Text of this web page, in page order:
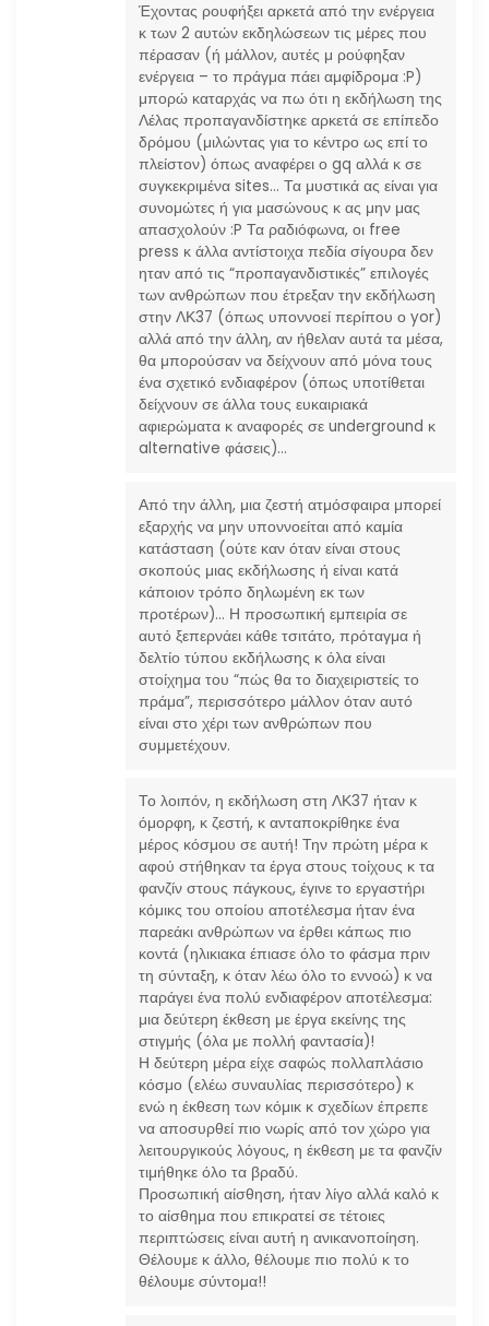
Έχοντας ρουφήξει αρκετά από την ενέργεια
κ των 2 αυτών εκδηλώσεων τις μέρες που
πέρασαν (ή μάλλον, αυτές μ ρούφηξαν
ενέργεια – το πράγμα πάει αμφίδρομα :P)
μπορώ καταρχάς να πω ότι η εκδήλωση της
Λέλας προπαγανδίστηκε αρκετά σε επίπεδο
δρόμου (μιλώντας για το κέντρο ως επί το
πλείστον) όπως αναφέρει ο gq αλλά κ σε
συγκεκριμένα sites… Τα μυστικά ας είναι για
συνομώτες ή για μασώνους κ ας μην μας
απασχολούν :P Τα ραδιόφωνα, οι free
press κ άλλα αντίστοιχα πεδία σίγουρα δεν
ηταν από τις “προπαγανδιστικές” επιλογές
των ανθρώπων που έτρεξαν την εκδήλωση
στην ΛΚ37 (όπως υποννοεί περίπου ο yor)
αλλά από την άλλη, αν ήθελαν αυτά τα μέσα,
θα μπορούσαν να δείχνουν από μόνα τους
ένα σχετικό ενδιαφέρον (όπως υποτίθεται
δείχνουν σε άλλα τους ευκαιριακά
αφιερώματα κ αναφορές σε underground κ
alternative φάσεις)…
Από την άλλη, μια ζεστή ατμόσφαιρα μπορεί
εξαρχής να μην υποννοείται από καμία
κατάσταση (ούτε καν όταν είναι στους
σκοπούς μιας εκδήλωσης ή είναι κατά
κάποιον τρόπο δηλωμένη εκ των
προτέρων)… Η προσωπική εμπειρία σε
αυτό ξεπερνάει κάθε τσιτάτο, πρόταγμα ή
δελτίο τύπου εκδήλωσης κ όλα είναι
στοίχημα του “πώς θα το διαχειριστείς το
πράμα”, περισσότερο μάλλον όταν αυτό
είναι στο χέρι των ανθρώπων που
συμμετέχουν.
Το λοιπόν, η εκδήλωση στη ΛΚ37 ήταν κ
όμορφη, κ ζεστή, κ ανταποκρίθηκε ένα
μέρος κόσμου σε αυτή! Την πρώτη μέρα κ
αφού στήθηκαν τα έργα στους τοίχους κ τα
φανζίν στους πάγκους, έγινε το εργαστήρι
κόμικς του οποίου αποτέλεσμα ήταν ένα
παρεάκι ανθρώπων να έρθει κάπως πιο
κοντά (ηλικιακα έπιασε όλο το φάσμα πριν
τη σύνταξη, κ όταν λέω όλο το εννοώ) κ να
παράγει ένα πολύ ενδιαφέρον αποτέλεσμα:
μια δεύτερη έκθεση με έργα εκείνης της
στιγμής (όλα με πολλή φαντασία)!
Η δεύτερη μέρα είχε σαφώς πολλαπλάσιο
κόσμο (ελέω συναυλίας περισσότερο) κ
ενώ η έκθεση των κόμικ κ σχεδίων έπρεπε
να αποσυρθεί πιο νωρίς από τον χώρο για
λειτουργικούς λόγους, η έκθεση με τα φανζίν
τιμήθηκε όλο τα βραδύ.
Προσωπική αίσθηση, ήταν λίγο αλλά καλό κ
το αίσθημα που επικρατεί σε τέτοιες
περιπτώσεις είναι αυτή η ανικανοποίηση.
Θέλουμε κ άλλο, θέλουμε πιο πολύ κ το
θέλουμε σύντομα!!